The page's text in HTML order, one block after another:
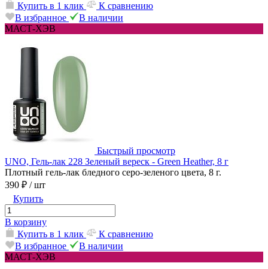
Купить в 1 клик
К сравнению
В избранное
В наличии
МАСТ-ХЭВ
Быстрый просмотр
UNO, Гель-лак 228 Зеленый вереск - Green Heather, 8 г
Плотный гель-лак бледного серо-зеленого цвета, 8 г.
390 ₽ / шт
Купить
В корзину
Купить в 1 клик
К сравнению
В избранное
В наличии
МАСТ-ХЭВ